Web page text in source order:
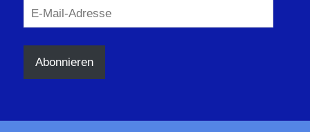
E-
Mail-
Adresse
Abonnieren